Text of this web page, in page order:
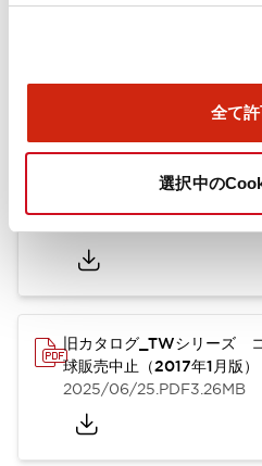
全て
選択中の
旧カタログ_TWシリーズ
旧カタログ_TWシリーズ
球販売中止（2017年1月版）
2025/06/25.PDF3.26MB